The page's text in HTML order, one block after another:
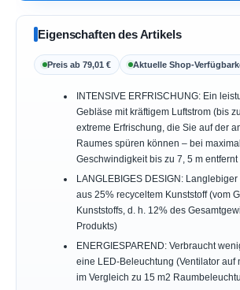
Eigenschaften des Artikels
Preis ab 79,01 € Aktuelle Shop-
INTENSIVE ERFRISCHUNG: Ein
Gebläse mit kräftigem Luftstrom (bis
extreme Erfrischung, die Sie auf der
Raumes spüren können – bei
Geschwindigkeit bis zu 7, 5 m entfernt
LANGLEBIGES DESIGN:
aus 25% recyceltem Kunststoff (vom
Kunststoffs, d. h. 12% des
Produkts)
ENERGIESPAREND: Verbraucht
eine LED-Beleuchtung (Ventilator auf
im Vergleich zu 15 m2